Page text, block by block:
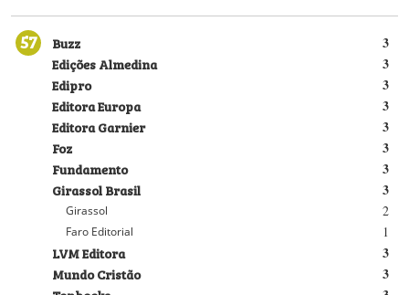
57 3
Buzz
3
Edições Almedina
3
Edipro
3
Editora Europa
3
Editora Garnier
3
Foz
3
Fundamento
3
Girassol Brasil
2
Girassol
1
Faro Editorial
3
LVM Editora
3
Mundo Cristão